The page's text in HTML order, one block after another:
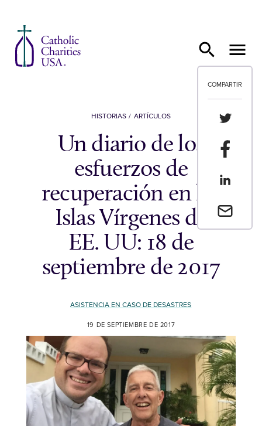
COMPARTIR
Envia un
HISTORIAS ARTÍCULOS
Un diario de los
esfuerzos de
recuperación en las
Islas Vírgenes de
EE. UU: 18 de
septiembre de 2017
ASISTENCIA EN CASO DE DESASTRES
19 DE SEPTIEMBRE DE 2017